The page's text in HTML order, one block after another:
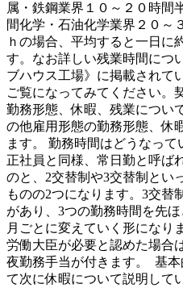
属・鉄鋼業界１０～２０時間
間化学・石油化学業界２０～
ｈの場合、平均すると一日に
す。なお詳しい残業時間につ
ブハウス工場》に掲載されて
ご覧になってみてください。
勤務形態、休暇、残業につい
の他雇用形態の勤務形態、休
ます。 勤務時間はどうなっ
正社員と同様、常日勤と呼ば
のと、2交替制や3交替制とい
ものの2つになります。3交替
があり、3つの勤務時間を先
月ごとに変えていく形になり
労働大臣が必要と認めた場合
夜勤務手当が付きます。 基
て次に休暇について説明して